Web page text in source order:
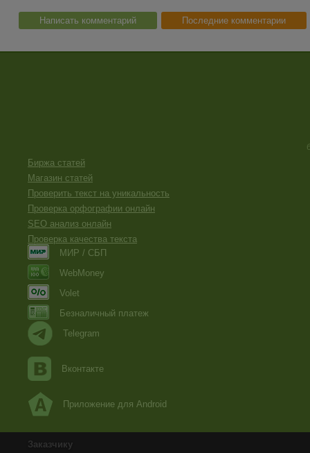
Написать комментарий Последние комментарии
Биржа статей
Магазин статей
Проверить текст на уникальность
Проверка орфографии онлайн
SEO анализ онлайн
Проверка качества текста
МИР / СБП
WebMoney
Volet
Безналичный платеж
Telegram
Вконтакте
Приложение для Android
Заказчику